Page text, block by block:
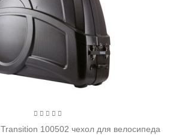
100502 чехол для велосипеда